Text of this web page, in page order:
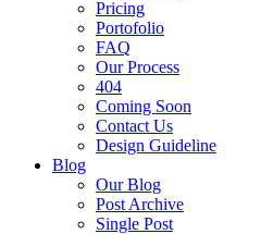
Pricing
Portofolio
FAQ
Our Process
404
Coming Soon
Contact Us
Design Guideline
Blog
Our Blog
Post Archive
Single Post